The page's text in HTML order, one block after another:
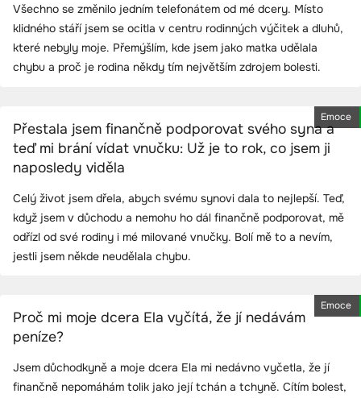
Všechno se změnilo jedním telefonátem od mé dcery. Místo
klidného stáří jsem se ocitla v centru rodinných výčitek a dluhů,
které nebyly moje. Přemýšlím, kde jsem jako matka udělala
chybu a proč je rodina někdy tím největším zdrojem bolesti.
Emoce
Přestala jsem finančně podporovat svého syna a
teď mi brání vídat vnučku: Už je to rok, co jsem ji
naposledy viděla
Celý život jsem dřela, abych svému synovi dala to nejlepší. Teď,
když jsem v důchodu a nemohu ho dál finančně podporovat, mě
odřízl od své rodiny i mé milované vnučky. Bolí mě to a nevím,
jestli jsem někde neudělala chybu.
Emoce
Proč mi moje dcera Ela vyčítá, že jí nedávám
peníze?
Jsem důchodkyně a moje dcera Ela mi nedávno vyčetla, že jí
finančně nepomáhám tolik jako její tchán a tchyně. Cítím bolest,